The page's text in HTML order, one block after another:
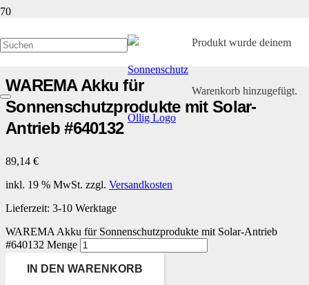
Produktwurde deinem
Warenkorb hinzugefügt.
Start/Kleinteile und Ersatzteile/WAREMA Funkmotoren EWFS / WAREMA
Akku für Sonnenschutzprodukte mit Solar-Antrieb #640132
WAREMA Akku für
Sonnenschutzprodukte mit Solar-
Antrieb #640132
89,14 €
inkl. 19 % MwSt. zzgl. Versandkosten
Lieferzeit: 3-10 Werktage
WAREMA Akku für Sonnenschutzprodukte mit Solar-Antrieb
#640132 Menge
IN DEN WARENKORB